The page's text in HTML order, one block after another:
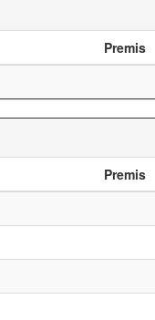
Premis
Premis